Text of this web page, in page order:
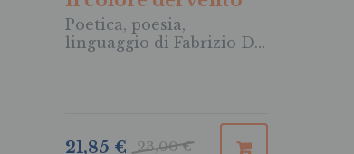
Poetica, poesia,
linguaggio di Fabrizio De
23,00 €
21,85 €